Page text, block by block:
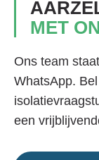
MET
Ons team
WhatsApp.
een